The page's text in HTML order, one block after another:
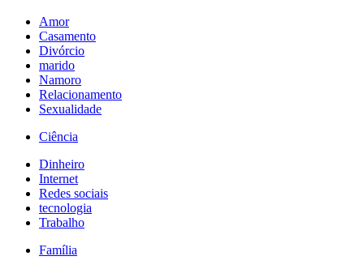
Amor
Casamento
Divórcio
marido
Namoro
Relacionamento
Sexualidade
Ciência
Dinheiro
Internet
Redes sociais
tecnologia
Trabalho
Família